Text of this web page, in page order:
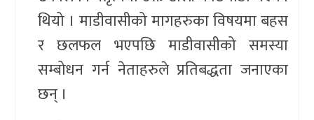
थियो । माडीवासीको मागहरुका विषयमा बहस
र छलफल भएपछि माडीवासीको समस्या
सम्बोधन गर्न नेताहरुले प्रतिबद्धता जनाएका
छन् ।